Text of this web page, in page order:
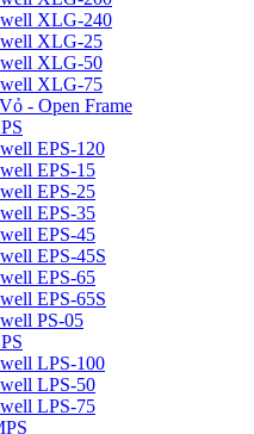
XLG-240
XLG-25
XLG-50
XLG-75
- Open Frame
EPS-120
EPS-15
EPS-25
EPS-35
EPS-45
EPS-45S
EPS-65
EPS-65S
PS-05
LPS-100
LPS-50
LPS-75